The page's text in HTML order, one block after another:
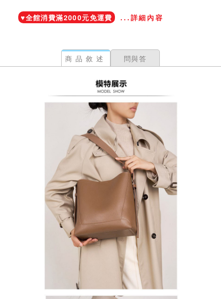
♥️全館消費滿2000元免運費 ...詳細內容
商品敘述 問與答